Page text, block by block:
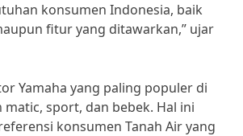
konsumen Indonesia, baik
fitur yang ditawarkan,” ujar
Yamaha yang paling populer di
matic, sport, dan bebek. Hal ini
konsumen Tanah Air yang